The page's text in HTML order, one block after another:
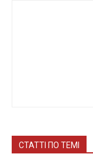
СТАТТІ ПО ТЕМІ